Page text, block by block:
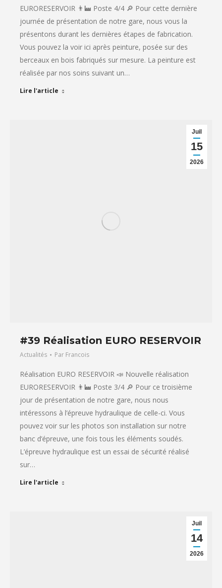
EURORESERVOIR 👨‍🏭 Poste 4/4 🔎 Pour cette dernière
journée de présentation de notre gare, nous vous la
présentons durant les dernières étapes de fabrication.
Vous pouvez la voir ici après peinture, posée sur des
berceaux en bois fabriqués sur mesure. La peinture est
réalisée par nos soins suivant un…
Lire l'article
Juil
15
2026
#39 Réalisation EURO RESERVOIR
Actualités Par Francois
Réalisation EURO RESERVOIR 📣 Nouvelle réalisation
EURORESERVOIR 👨‍🏭 Poste 3/4 🔎 Pour ce troisième
jour de présentation de notre gare, nous nous
intéressons à l’épreuve hydraulique de celle-ci. Vous
pouvez voir sur les photos son installation sur notre
banc d’épreuve, une fois tous les éléments soudés.
L’épreuve hydraulique est un essai de sécurité réalisé
sur…
Lire l'article
Juil
14
2026